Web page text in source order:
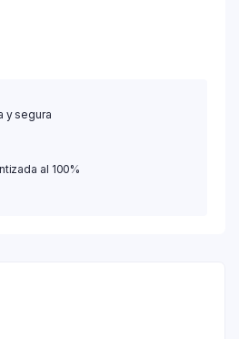
y segura
al 100%